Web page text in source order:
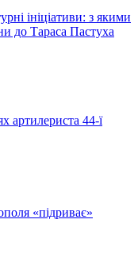
ініціативи: з якими
до Тараса Пастуха
артилериста 44-ї
«підриває»